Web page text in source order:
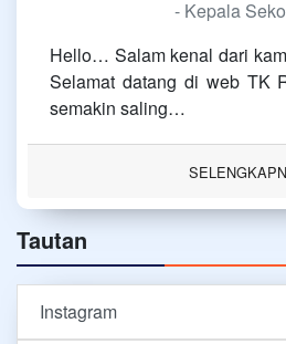
- Kepala
Hello… Salam kenal dari
Selamat datang di web TK
semakin saling…
Tautan
Instagram